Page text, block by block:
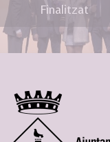
Finalitzat